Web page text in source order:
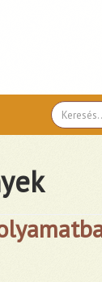
Search
...